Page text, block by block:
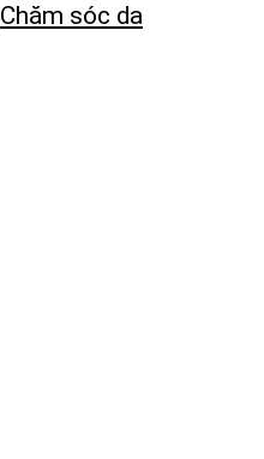
Chăm sóc da